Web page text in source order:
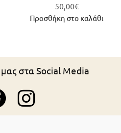
50,00€
Προσθήκη στο καλάθι
στα Social Media